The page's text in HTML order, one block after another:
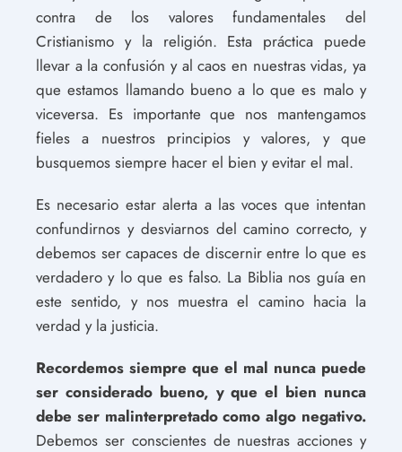
contra de los valores fundamentales del
Cristianismo y la religión. Esta práctica puede
llevar a la confusión y al caos en nuestras vidas, ya
que estamos llamando bueno a lo que es malo y
viceversa. Es importante que nos mantengamos
fieles a nuestros principios y valores, y que
busquemos siempre hacer el bien y evitar el mal.
Es necesario estar alerta a las voces que intentan
confundirnos y desviarnos del camino correcto, y
debemos ser capaces de discernir entre lo que es
verdadero y lo que es falso. La Biblia nos guía en
este sentido, y nos muestra el camino hacia la
verdad y la justicia.
Recordemos siempre que el mal nunca puede
ser considerado bueno, y que el bien nunca
debe ser malinterpretado como algo negativo.
Debemos ser conscientes de nuestras acciones y